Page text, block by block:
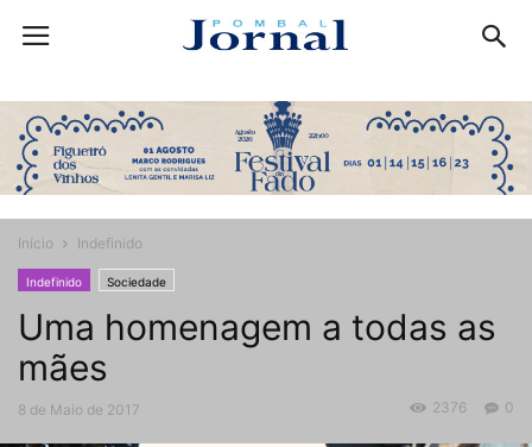
Início Indefinido
Indefinido Sociedade
Uma homenagem a todas as
mães
8 de Maio de 2017 0
2376